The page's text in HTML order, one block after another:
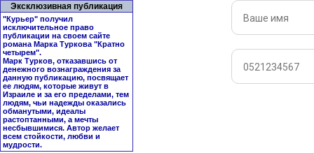
Эксклюзивная публикация
"Курьер" получил
исключительное право
публикации на своем сайте
романа Марка Туркова "Кратно
четырем".
Марк Турков, отказавшись от
денежного вознаграждения за
данную публикацию, посвящает
ее людям, которые живут в
Израиле и за его пределами, тем
людям, чьи надежды оказались
обманутыми, идеалы
растоптанными, а мечты
несбывшимися. Автор желает
всем стойкости, любви и
мудрости.